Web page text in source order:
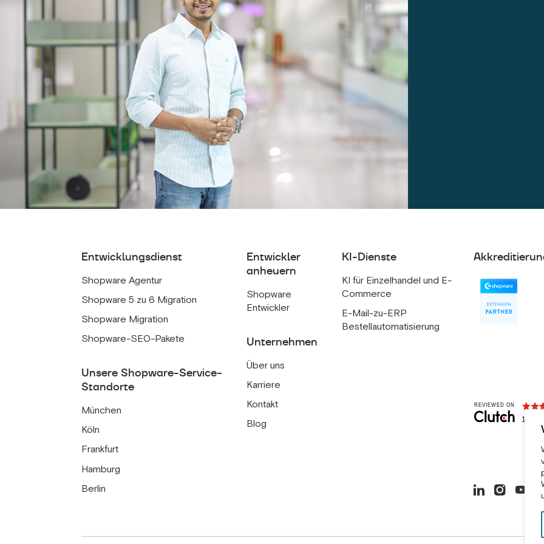
Entwicklungsdienst
Shopware Agentur
Shopware 5 zu 6 Migration
Shopware Migration
Shopware-SEO-Pakete
Unsere Shopware-Service-
Standorte
München
Köln
Frankfurt
Hamburg
Berlin
Entwickler
anheuern
Shopware
Entwickler
Unternehmen
Über uns
Karriere
Kontakt
Blog
KI-Dienste
KI für Einzelhandel und E-
Commerce
E-Mail-zu-ERP
Bestellautomatisierung